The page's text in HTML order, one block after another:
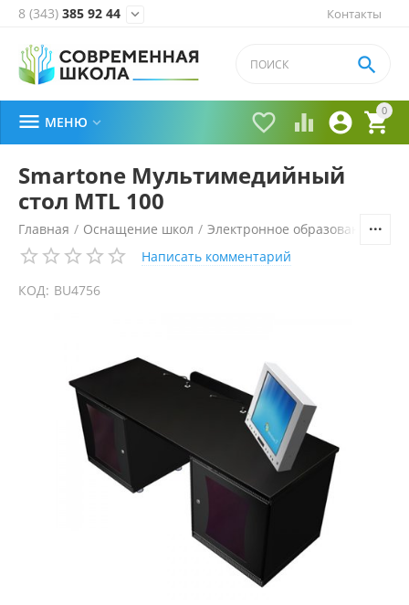
Контакты
8 (343) 385 92 44 
0


 

 МЕНЮ 
Smartone Мультимедийный
стол MTL 100
Главная / Оснащение школ / Электронное образование /
Написать комментарий
КОД: BU4756